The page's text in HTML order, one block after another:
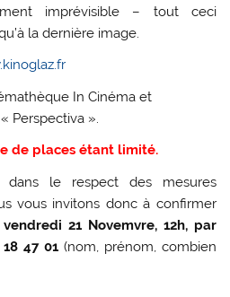
imprévisible – tout ceci
la dernière image.
In Cinéma et
Perspectiva ».
de places étant limité.
le respect des mesures
vous invitons donc à confirmer
vendredi 21 Novemvre, 12h, par
47 01 (nom, prénom, combien